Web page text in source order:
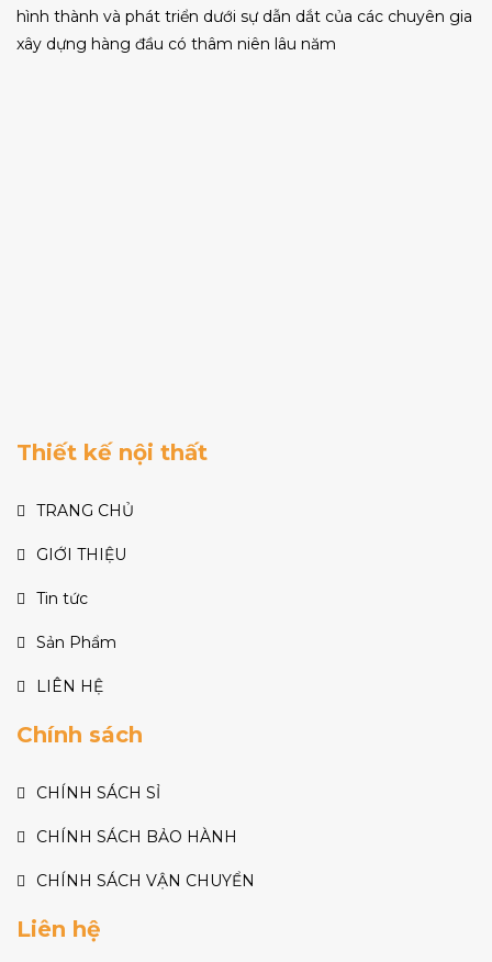
hình thành và phát triển dưới sự dẫn dắt của các chuyên gia
xây dựng hàng đầu có thâm niên lâu năm
Thiết kế nội thất
TRANG CHỦ
GIỚI THIỆU
Tin tức
Sản Phẩm
LIÊN HỆ
Chính sách
CHÍNH SÁCH SỈ
CHÍNH SÁCH BẢO HÀNH
CHÍNH SÁCH VẬN CHUYỂN
Liên hệ